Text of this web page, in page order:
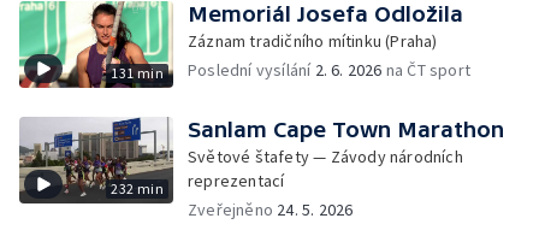
131 min
Memoriál Josefa Odložila
Záznam tradičního mítinku (Praha)
Poslední vysílání 2. 6. 2026 na ČT sport
232 min
Sanlam Cape Town Marathon
Světové štafety — Závody národních
reprezentací
Zveřejněno 24. 5. 2026